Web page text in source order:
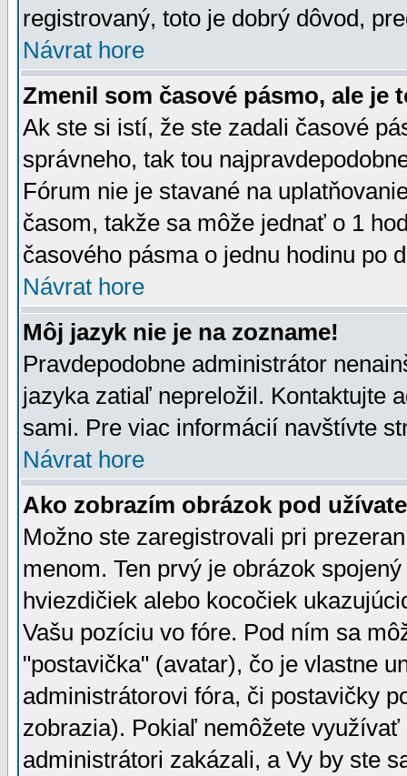
registrovaný, toto je dobrý dôvod,
Návrat hore
Zmenil som časové pásmo, ale je
Ak ste si istí, že ste zadali časové
správneho, tak tou
Fórum nie je stavané na
časom, takže sa môže jednať o 1
časového pásma o jednu hodinu po
Návrat hore
Môj jazyk nie je na zozname!
Pravdepodobne administrátor
jazyka zatiaľ nepreložil. Kontaktujte
sami. Pre viac informácií navštívte
Návrat hore
Ako zobrazím obrázok pod
Možno ste zaregistrovali pri
menom. Ten prvý je obrázok
hviezdičiek alebo kocočiek
Vašu pozíciu vo fóre. Pod ním sa
"postavička" (avatar), čo je vlastne
administrátorovi fóra, či postavičky
zobrazia). Pokiaľ nemôžete
administrátori zakázali, a Vy by ste